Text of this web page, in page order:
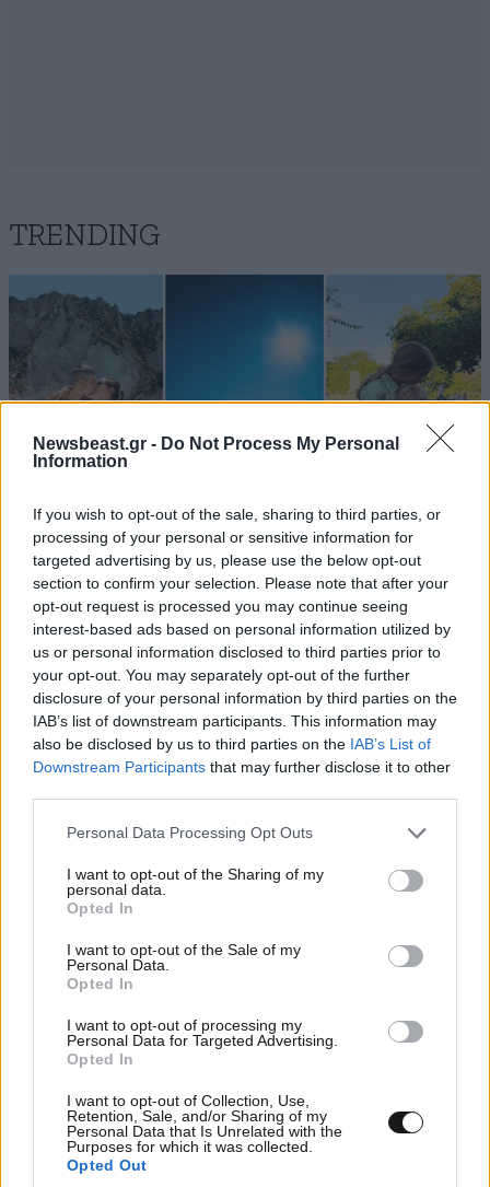
Newsbeast.gr - Do Not Process My Personal
Information
If you wish to opt-out of the sale, sharing to third parties, or
processing of your personal or sensitive information for
targeted advertising by us, please use the below opt-out
section to confirm your selection. Please note that after your
opt-out request is processed you may continue seeing
interest-based ads based on personal information utilized by
us or personal information disclosed to third parties prior to
your opt-out. You may separately opt-out of the further
disclosure of your personal information by third parties on the
IAB’s list of downstream participants. This information may
also be disclosed by us to third parties on the IAB’s List of
Downstream Participants that may further disclose it to other
Please note that this website/app uses one or more Google
not limited to your visit or usage behaviour. You may click to
grant or deny consent to Google and its third-party tags to
use your data for below specified purposes in below Google
consent section.
Personal Data Processing Opt Outs
I want to opt-out of the Sharing of my
personal data.
Opted In
I want to opt-out of the Sale of my
Personal Data.
Opted In
I want to opt-out of processing my
Personal Data for Targeted Advertising.
Opted In
I want to opt-out of Collection, Use,
Retention, Sale, and/or Sharing of my
Personal Data that Is Unrelated with the
Purposes for which it was collected.
Opted Out
TRENDING
08·08·2026 19:12
Εριέττα Κούρκουλου – Τα 33α γενέθλια και τα
φιλιά με τον Βύρωνα Βασιλειάδη: «Καμία στιγμή
ευτυχίας δεδομένη»